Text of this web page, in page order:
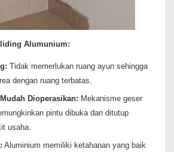
Alumunium:
Tidak memerlukan ruang ayun sehingga
dengan ruang terbatas.
Dioperasikan: Mekanisme geser
pintu dibuka dan ditutup
usaha.
Aluminium memiliki ketahanan yang baik